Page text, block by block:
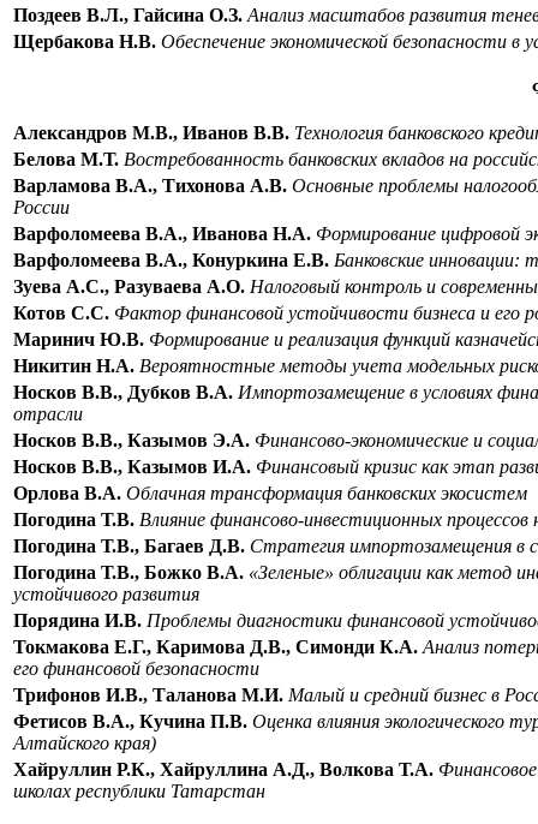
Поздеев В.Л., Гайсина О.З. Анализ масштабов развития
Щербакова Н.В. Обеспечение экономической безопасности
Александров М.В., Иванов В.В. Технология банковского
Белова М.Т. Востребованность банковских вкладов на
Варламова В.А., Тихонова А.В. Основные проблемы
России
Варфоломеева В.А., Иванова Н.А. Формирование цифровой
Варфоломеева В.А., Конуркина Е.В. Банковские инновации:
Зуева А.С., Разуваева А.О. Налоговый контроль и
Котов С.С. Фактор финансовой устойчивости бизнеса и его
Маринич Ю.В. Формирование и реализация функций
Никитин Н.А. Вероятностные методы учета модельных
Носков В.В., Дубков В.А. Импортозамещение в условиях
отрасли
Носков В.В., Казымов Э.А. Финансово-экономические и
Носков В.В., Казымов И.А. Финансовый кризис как этап
Орлова В.А. Облачная трансформация банковских экосистем
Погодина Т.В. Влияние финансово-инвестиционных процессов
Погодина Т.В., Багаев Д.В. Стратегия импортозамещения в
Погодина Т.В., Божко В.А. «Зеленые» облигации как метод
устойчивого развития
Порядина И.В. Проблемы диагностики финансовой
Токмакова Е.Г., Каримова Д.В., Симонди К.А. Анализ
его финансовой безопасности
Трифонов И.В., Таланова М.И. Малый и средний бизнес в
Фетисов В.А., Кучина П.В. Оценка влияния экологического
Алтайского края)
Хайруллин Р.К., Хайруллина А.Д., Волкова Т.А.
школах республики Татарстан